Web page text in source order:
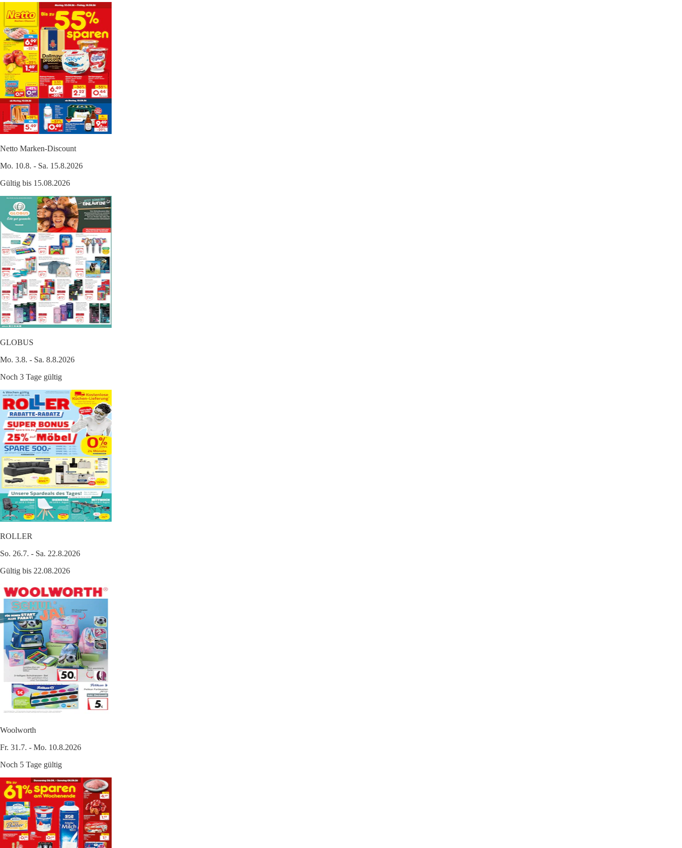
Netto Marken-Discount
Mo. 10.8. - Sa. 15.8.2026
Gültig bis 15.08.2026
GLOBUS
Mo. 3.8. - Sa. 8.8.2026
Noch 3 Tage gültig
ROLLER
So. 26.7. - Sa. 22.8.2026
Gültig bis 22.08.2026
Woolworth
Fr. 31.7. - Mo. 10.8.2026
Noch 5 Tage gültig